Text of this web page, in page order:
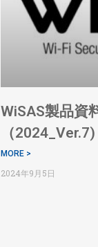
WiSAS製品資
（2024_Ver.7)
MORE >
2024年9月5日